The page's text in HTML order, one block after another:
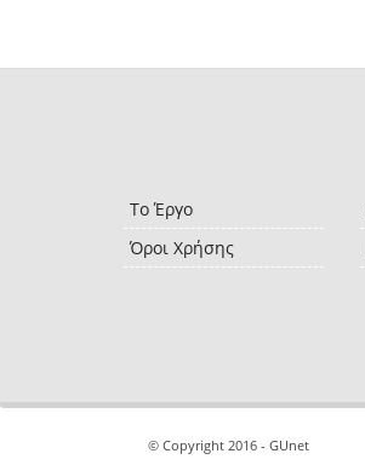
Το Έργο
Όροι Χρήσης
© Copyright 2016 - GUnet